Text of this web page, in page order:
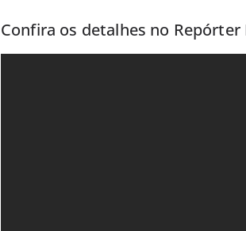
Confira os detalhes no Repórter